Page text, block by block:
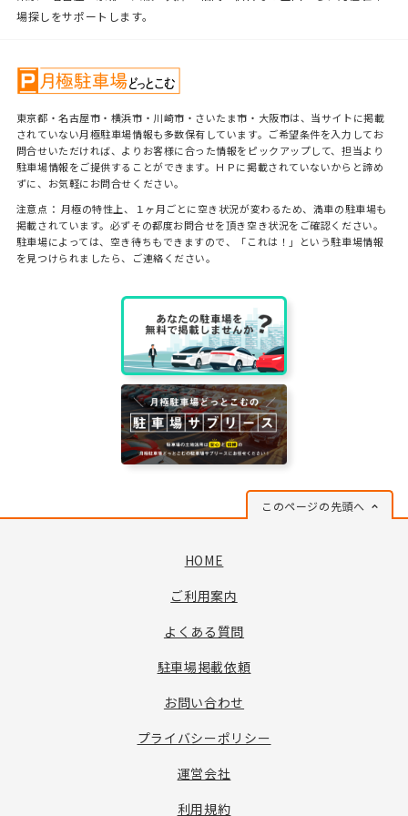
場探しをサポートします。
東京都・名古屋市・横浜市・川崎市・さいたま市・大阪市は、当サイトに掲載
されていない月極駐車場情報も多数保有しています。ご希望条件を入力してお
問合せいただければ、よりお客様に合った情報をピックアップして、担当より
駐車場情報をご提供することができます。ＨＰに掲載されていないからと諦め
ずに、お気軽にお問合せください。
注意点： 月極の特性上、１ヶ月ごとに空き状況が変わるため、満車の駐車場も
掲載されています。必ずその都度お問合せを頂き空き状況をご確認ください。
駐車場によっては、空き待ちもできますので、「これは！」という駐車場情報
を見つけられましたら、ご連絡ください。
このページの先頭へ
HOME
ご利用案内
よくある質問
駐車場掲載依頼
お問い合わせ
プライバシーポリシー
運営会社
利用規約